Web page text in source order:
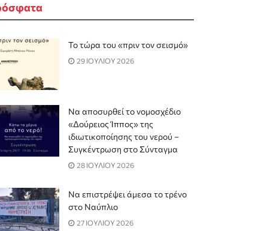
Το τώρα του «πριν τον σεισμό»
29 ΙΟΥΛΙΟΥ 2026
Να αποσυρθεί το νομοσχέδιο
«Δούρειος Ίππος» της
ιδιωτικοποίησης του νερού –
Συγκέντρωση στο Σύνταγμα
28 ΙΟΥΛΙΟΥ 2026
Να επιστρέψει άμεσα το τρένο
στο Ναύπλιο
27 ΙΟΥΛΙΟΥ 2026